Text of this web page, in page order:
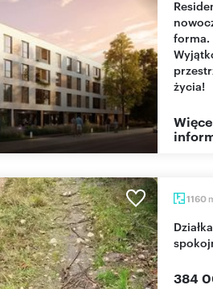
forma.
życia!
1160
Działka budowlana 1160 m² w Chylicach, media,
384